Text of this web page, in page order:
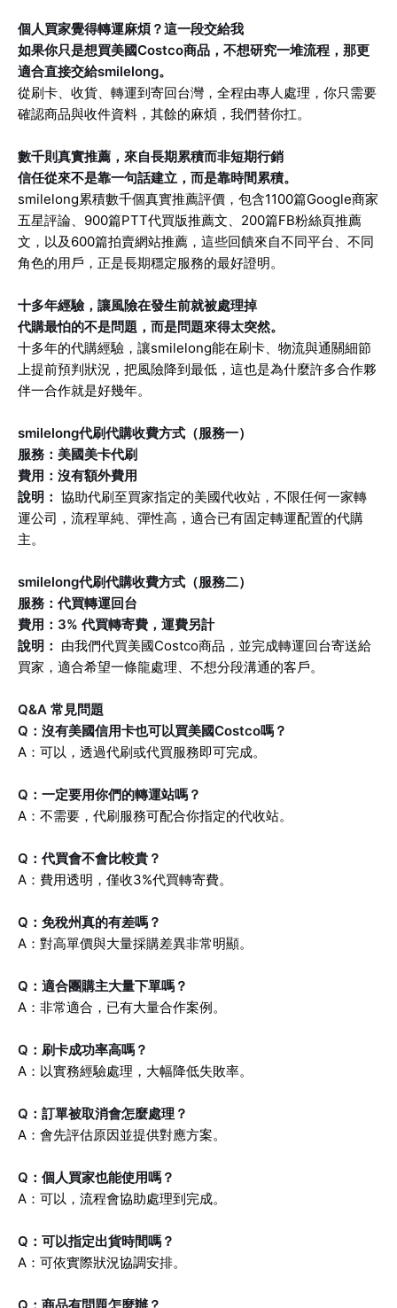
個人買家覺得轉運麻煩？這一段交給我
如果你只是想買美國Costco商品，不想研究一堆流程，那更
適合直接交給smilelong。
從刷卡、收貨、轉運到寄回台灣，全程由專人處理，你只需要
確認商品與收件資料，其餘的麻煩，我們替你扛。
數千則真實推薦，來自長期累積而非短期行銷
信任從來不是靠一句話建立，而是靠時間累積。
smilelong累積數千個真實推薦評價，包含1100篇Google商家
五星評論、900篇PTT代買版推薦文、200篇FB粉絲頁推薦
文，以及600篇拍賣網站推薦，這些回饋來自不同平台、不同
角色的用戶，正是長期穩定服務的最好證明。
十多年經驗，讓風險在發生前就被處理掉
代購最怕的不是問題，而是問題來得太突然。
十多年的代購經驗，讓smilelong能在刷卡、物流與通關細節
上提前預判狀況，把風險降到最低，這也是為什麼許多合作夥
伴一合作就是好幾年。
smilelong代刷代購收費方式（服務一）
服務：美國美卡代刷
費用：沒有額外費用
說明： 協助代刷至買家指定的美國代收站，不限任何一家轉
運公司，流程單純、彈性高，適合已有固定轉運配置的代購
主。
smilelong代刷代購收費方式（服務二）
服務：代買轉運回台
費用：3% 代買轉寄費，運費另計
說明： 由我們代買美國Costco商品，並完成轉運回台寄送給
買家，適合希望一條龍處理、不想分段溝通的客戶。
Q&A 常見問題
Q：沒有美國信用卡也可以買美國Costco嗎？
A：可以，透過代刷或代買服務即可完成。
Q：一定要用你們的轉運站嗎？
A：不需要，代刷服務可配合你指定的代收站。
Q：代買會不會比較貴？
A：費用透明，僅收3%代買轉寄費。
Q：免稅州真的有差嗎？
A：對高單價與大量採購差異非常明顯。
Q：適合團購主大量下單嗎？
A：非常適合，已有大量合作案例。
Q：刷卡成功率高嗎？
A：以實務經驗處理，大幅降低失敗率。
Q：訂單被取消會怎麼處理？
A：會先評估原因並提供對應方案。
Q：個人買家也能使用嗎？
A：可以，流程會協助處理到完成。
Q：可以指定出貨時間嗎？
A：可依實際狀況協調安排。